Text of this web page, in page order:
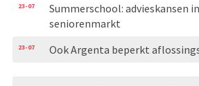
23-07
Summerschool: advieskansen
seniorenmarkt
23-07 Ook Argenta beperkt